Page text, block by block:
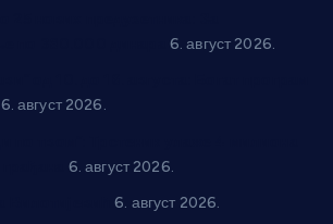
6. август 2026.
6. август 2026.
6. август 2026.
6. август 2026.